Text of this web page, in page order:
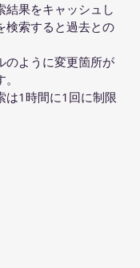
結果をキャッシュし
検索すると過去との
のように変更箇所が
は1時間に1回に制限